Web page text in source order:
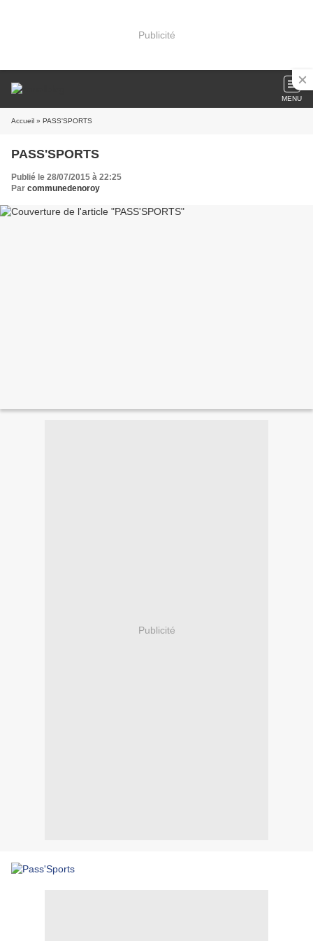
Publicité
MENU
Accueil » PASS'SPORTS
PASS'SPORTS
Publié le 28/07/2015 à 22:25
Par communedenoroy
Publicité